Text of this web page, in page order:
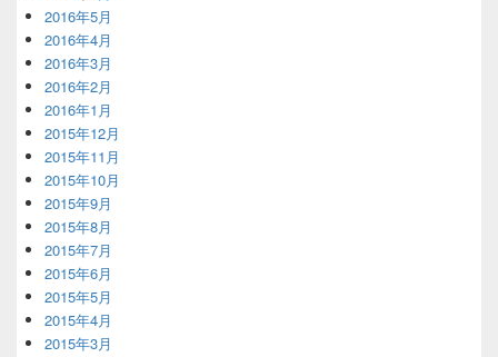
2016年5月
2016年4月
2016年3月
2016年2月
2016年1月
2015年12月
2015年11月
2015年10月
2015年9月
2015年8月
2015年7月
2015年6月
2015年5月
2015年4月
2015年3月